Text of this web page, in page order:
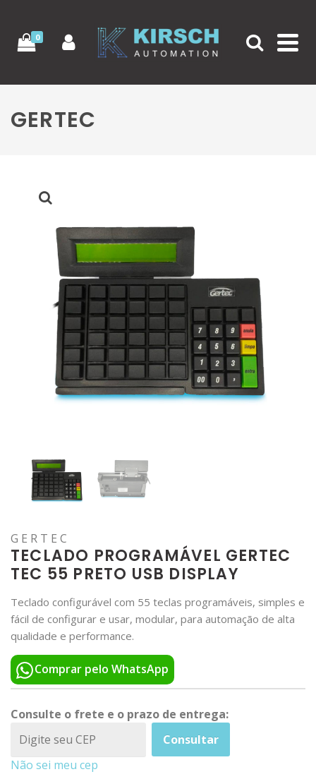
0
GERTEC
GERTEC
TECLADO PROGRAMÁVEL GERTEC
TEC 55 PRETO USB DISPLAY
Teclado configurável com 55 teclas programáveis, simples e
fácil de configurar e usar, modular, para automação de alta
qualidade e performance.
Comprar pelo WhatsApp
Consulte o frete e o prazo de entrega:
Consultar
Não sei meu cep